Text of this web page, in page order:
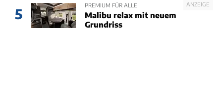
5
ANZEIGE
PREMIUM FÜR ALLE
Malibu relax mit neuem
Grundriss